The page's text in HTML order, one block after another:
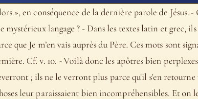
», en conséquence de la dernière parole de
langage ? - Dans les textes latin et grec,
que Je m’en vais auprès du Père. Ces mots sont
Cf. v. 10. - Voilà donc les apôtres bien
; ils ne le verront plus parce qu'il s'en
leur paraissaient bien incompréhensibles. Et on